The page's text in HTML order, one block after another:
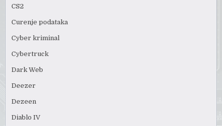
CS2
Curenje podataka
Cyber kriminal
Cybertruck
Dark Web
Deezer
Dezeen
Diablo IV